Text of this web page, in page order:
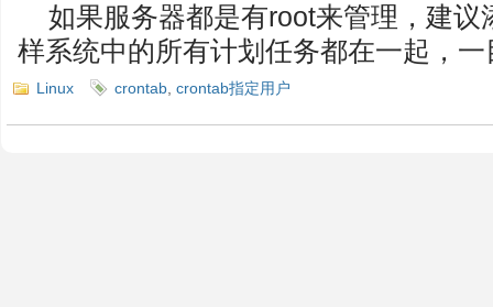
如果服务器都是有root来管理，建
样系统中的所有计划任务都在一起，
Linux crontab crontab指定用户